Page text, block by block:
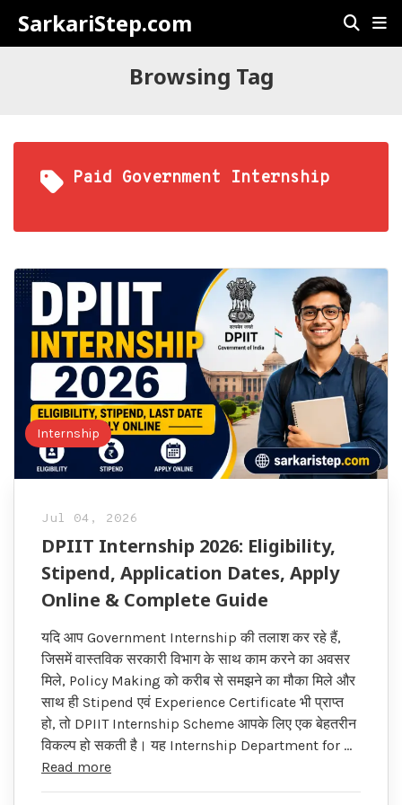
SarkariStep.com
Browsing Tag
Paid Government Internship
Internship
Jul 04, 2026
DPIIT Internship 2026: Eligibility,
Stipend, Application Dates, Apply
Online & Complete Guide
यदि आप Government Internship की तलाश कर रहे हैं,
जिसमें वास्तविक सरकारी विभाग के साथ काम करने का अवसर
मिले, Policy Making को करीब से समझने का मौका मिले और
साथ ही Stipend एवं Experience Certificate भी प्राप्त
हो, तो DPIIT Internship Scheme आपके लिए एक बेहतरीन
विकल्प हो सकती है। यह Internship Department for …
Read more